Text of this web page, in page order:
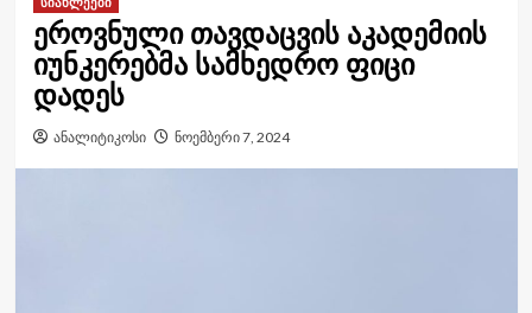
ეროვნული თავდაცვის აკადემიის
იუნკერებმა სამხედრო ფიცი
დადეს
ანალიტიკოსი ნოემბერი 7, 2024